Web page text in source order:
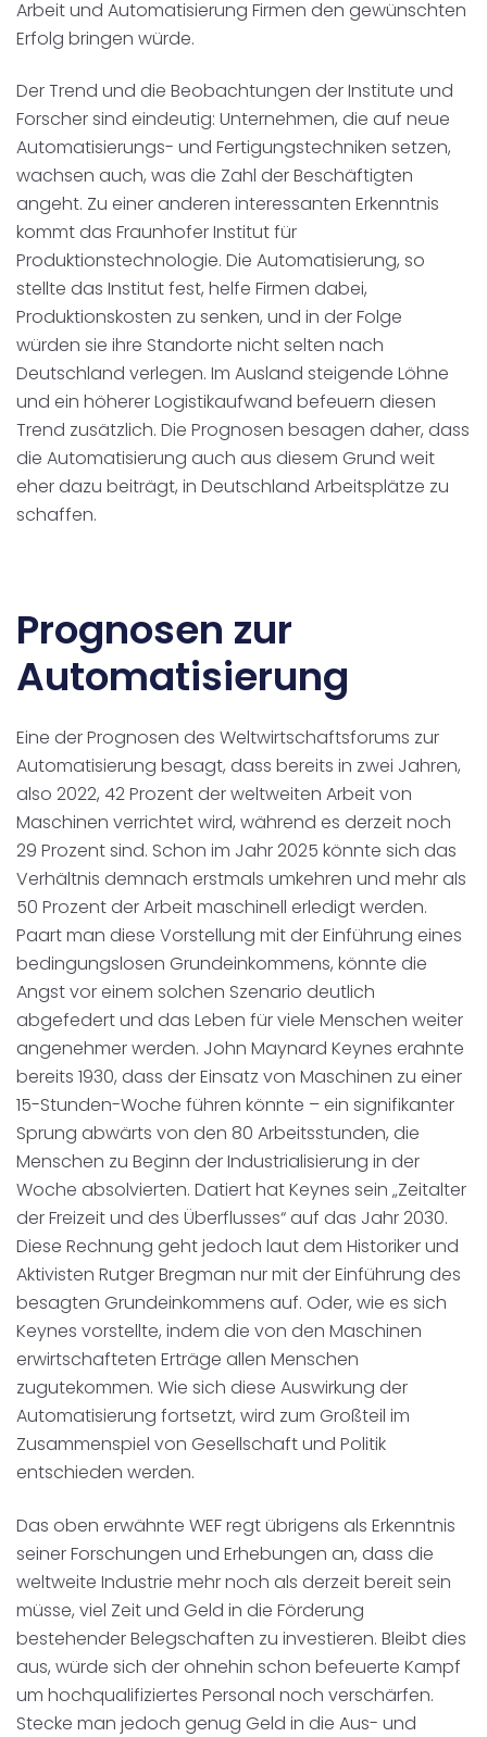
Arbeit und Automatisierung Firmen den gewünschten
Erfolg bringen würde.
Der Trend und die Beobachtungen der Institute und
Forscher sind eindeutig: Unternehmen, die auf neue
Automatisierungs- und Fertigungstechniken setzen,
wachsen auch, was die Zahl der Beschäftigten
angeht. Zu einer anderen interessanten Erkenntnis
kommt das Fraunhofer Institut für
Produktionstechnologie. Die Automatisierung, so
stellte das Institut fest, helfe Firmen dabei,
Produktionskosten zu senken, und in der Folge
würden sie ihre Standorte nicht selten nach
Deutschland verlegen. Im Ausland steigende Löhne
und ein höherer Logistikaufwand befeuern diesen
Trend zusätzlich. Die Prognosen besagen daher, dass
die Automatisierung auch aus diesem Grund weit
eher dazu beiträgt, in Deutschland Arbeitsplätze zu
schaffen.
Prognosen zur
Automatisierung
Eine der Prognosen des Weltwirtschaftsforums zur
Automatisierung besagt, dass bereits in zwei Jahren,
also 2022, 42 Prozent der weltweiten Arbeit von
Maschinen verrichtet wird, während es derzeit noch
29 Prozent sind. Schon im Jahr 2025 könnte sich das
Verhältnis demnach erstmals umkehren und mehr als
50 Prozent der Arbeit maschinell erledigt werden.
Paart man diese Vorstellung mit der Einführung eines
bedingungslosen Grundeinkommens, könnte die
Angst vor einem solchen Szenario deutlich
abgefedert und das Leben für viele Menschen weiter
angenehmer werden. John Maynard Keynes erahnte
bereits 1930, dass der Einsatz von Maschinen zu einer
15-Stunden-Woche führen könnte – ein signifikanter
Sprung abwärts von den 80 Arbeitsstunden, die
Menschen zu Beginn der Industrialisierung in der
Woche absolvierten. Datiert hat Keynes sein „Zeitalter
der Freizeit und des Überflusses“ auf das Jahr 2030.
Diese Rechnung geht jedoch laut dem Historiker und
Aktivisten Rutger Bregman nur mit der Einführung des
besagten Grundeinkommens auf. Oder, wie es sich
Keynes vorstellte, indem die von den Maschinen
erwirtschafteten Erträge allen Menschen
zugutekommen. Wie sich diese Auswirkung der
Automatisierung fortsetzt, wird zum Großteil im
Zusammenspiel von Gesellschaft und Politik
entschieden werden.
Das oben erwähnte WEF regt übrigens als Erkenntnis
seiner Forschungen und Erhebungen an, dass die
weltweite Industrie mehr noch als derzeit bereit sein
müsse, viel Zeit und Geld in die Förderung
bestehender Belegschaften zu investieren. Bleibt dies
aus, würde sich der ohnehin schon befeuerte Kampf
um hochqualifiziertes Personal noch verschärfen.
Stecke man jedoch genug Geld in die Aus- und